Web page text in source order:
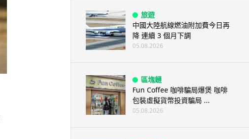
旅遊
中國大陸航線燃油附加費今日再
降 連續 3 個月下調
05.08.2026
區塊鏈
Fun Coffee 咖啡騙局爆煲 咖啡
包裝虛擬貨幣投資騙局 ...
05.08.2026